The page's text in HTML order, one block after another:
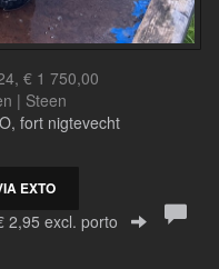
€ 1 750,00
| Steen
fort nigtevecht
EXTO
2,95 excl. porto